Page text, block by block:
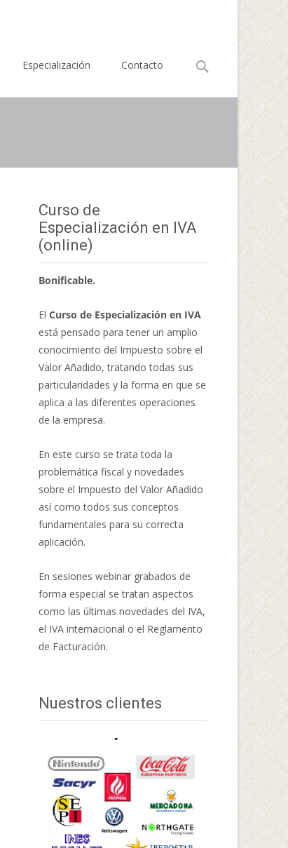
Especialización Contacto
Buscar
Curso de
Especialización en IVA
(online)
Bonificable.
El Curso de Especialización en IVA
está pensado para tener un amplio
conocimiento del Impuesto sobre el
Valor Añadido, tratando todas sus
particularidades y la forma en que se
aplica a las diferentes operaciones
de la empresa.
En este curso se trata toda la
problemática fiscal y novedades
sobre el Impuesto del Valor Añadido
así como todos sus conceptos
fundamentales para su correcta
aplicación.
En sesiones webinar grabados de
forma especial se tratan aspectos
como las últimas novedades del IVA,
el IVA internacional o el Reglamento
de Facturación.
Nuestros clientes